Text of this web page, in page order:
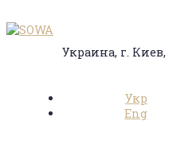
Украина, г. Киев,
Укр
Eng